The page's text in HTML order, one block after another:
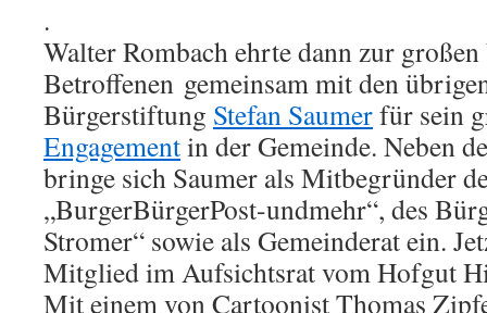
.
Walter Rombach ehrte dann zur
Betroffenen gemeinsam mit den
Bürgerstiftung Stefan Saumerfür sein
Engagementin der Gemeinde. Neben
bringe sich Saumer als Mitbegründer
„BurgerBürgerPost-undmehr“, des
Stromer“ sowie als Gemeinderat ein.
Mitglied im Aufsichtsrat vom Hofgut
Mit einem von Cartoonist Thomas